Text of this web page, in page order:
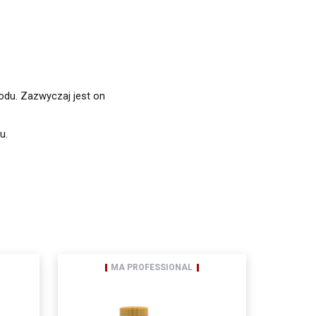
Zazwyczaj jest on
MA PROFESSIONAL
zgodność z prawem